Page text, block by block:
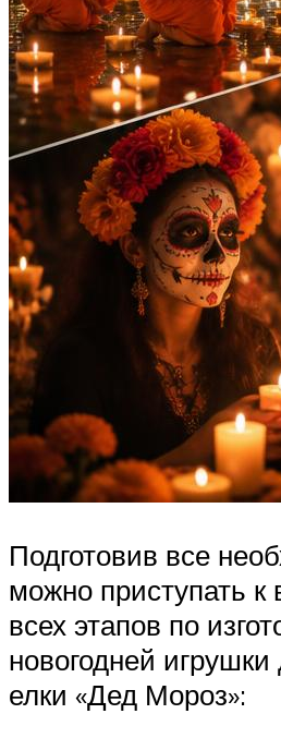
Подготовив все
можно приступать
всех этапов по
новогодней игрушки
елки «Дед Мороз»: